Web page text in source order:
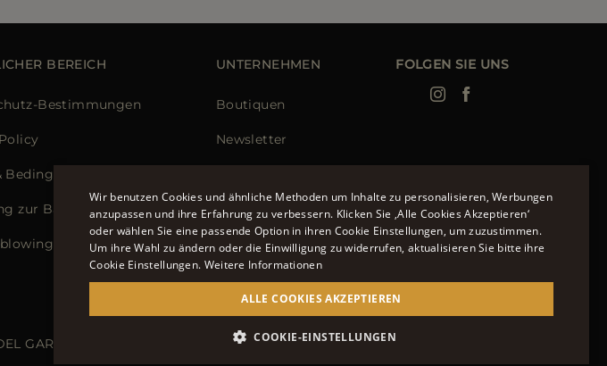
BEREICH
Bestimmungen
Bedingungen
zur Barrierefreiheit
UNTERNEHMEN
Boutiquen
Newsletter
FOLGEN SIE UNS
GARDA (VR) - P.I./C.F.: IT02951700232 - ISCR. REG. IMPRESE VR-297581
ENGLISH
Wir benutzen Cookies und ähnliche Methoden um Inhalte zu personalisieren, Werbungen
anzupassen und ihre Erfahrung zu verbessern. Klicken Sie ‚Alle Cookies Akzeptieren‘
oder wählen Sie eine passende Option in ihren Cookie Einstellungen, um zuzustimmen.
Um ihre Wahl zu ändern oder die Einwilligung zu widerrufen, aktualisieren Sie bitte ihre
Cookie Einstellungen. Weitere Informationen
ALLE COOKIES AKZEPTIEREN
COOKIE-EINSTELLUNGEN